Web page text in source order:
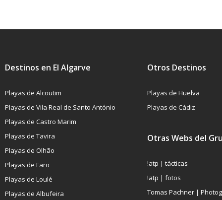
Destinos en El Algarve
Playas de Alcoutim
Playas de Vila Real de Santo António
Playas de Castro Marim
Playas de Tavira
Playas de Olhão
Playas de Faro
Playas de Loulé
Playas de Albufeira
Otros Destinos
Playas de Huelva
Playas de Cádiz
Otras Webs del
!atp | tácticas
!atp | fotos
Tomas Pachner |